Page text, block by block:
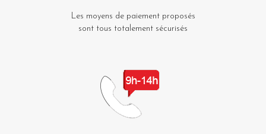
Les moyens de paiement proposés
sont tous totalement sécurisés